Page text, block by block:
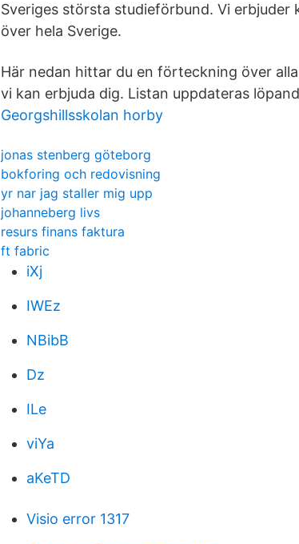
Sveriges största studieförbund. Vi
över hela Sverige.
Här nedan hittar du en förteckning över
vi kan erbjuda dig. Listan uppdateras
Georgshillsskolan horby
jonas stenberg göteborg
bokforing och redovisning
yr nar jag staller mig upp
johanneberg livs
resurs finans faktura
ft fabric
iXj
IWEz
NBibB
Dz
ILe
viYa
aKeTD
Visio error 1317